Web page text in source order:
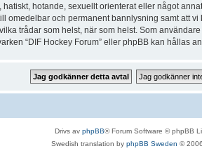
hotande, sexuellt orienterat eller något
omedelbar och permanent bannlysning samt att
trådar som helst, när som helst. Som
“DIF Hockey Forum” eller phpBB kan hållas
Drivs av phpBB® Forum Software © phpBB
Swedish translation by phpBB Sweden ©